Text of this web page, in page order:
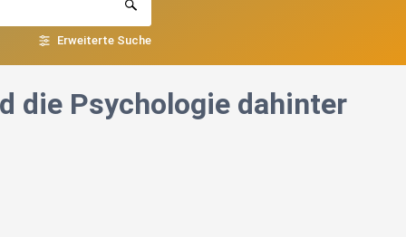
Erweiterte Suche
die Psychologie dahinter